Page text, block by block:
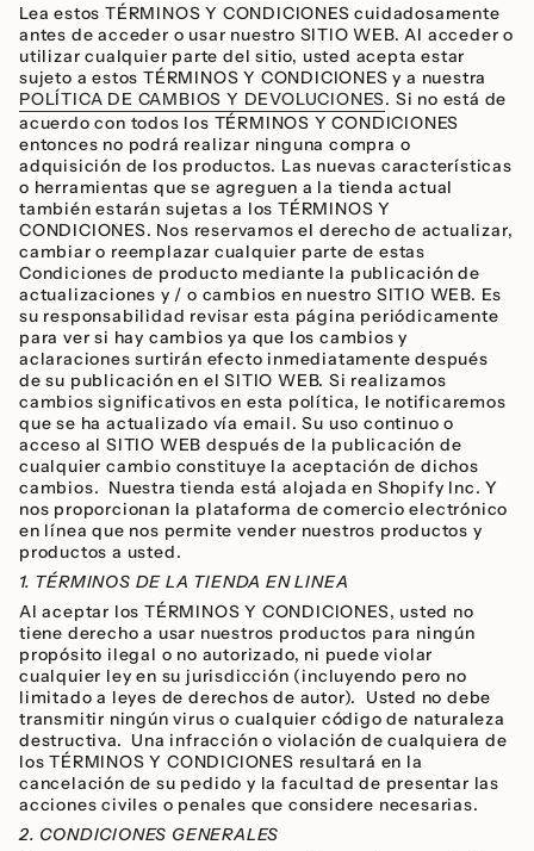
Lea estos TÉRMINOS Y CONDICIONES cuidadosamente
antes de acceder o usar nuestro SITIO WEB. Al acceder o
utilizar cualquier parte del sitio, usted acepta estar
sujeto a estos TÉRMINOS Y CONDICIONES y a nuestra
POLÍTICA DE CAMBIOS Y DEVOLUCIONES. Si no está de
acuerdo con todos los TÉRMINOS Y CONDICIONES
entonces no podrá realizar ninguna compra o
adquisición de los productos. Las nuevas características
o herramientas que se agreguen a la tienda actual
también estarán sujetas a los TÉRMINOS Y
CONDICIONES. Nos reservamos el derecho de actualizar,
cambiar o reemplazar cualquier parte de estas
Condiciones de producto mediante la publicación de
actualizaciones y / o cambios en nuestro SITIO WEB. Es
su responsabilidad revisar esta página periódicamente
para ver si hay cambios ya que los cambios y
aclaraciones surtirán efecto inmediatamente después
de su publicación en el SITIO WEB. Si realizamos
cambios significativos en esta política, le notificaremos
que se ha actualizado vía email. Su uso continuo o
acceso al SITIO WEB después de la publicación de
cualquier cambio constituye la aceptación de dichos
cambios. Nuestra tienda está alojada en Shopify Inc. Y
nos proporcionan la plataforma de comercio electrónico
en línea que nos permite vender nuestros productos y
productos a usted.
1. TÉRMINOS DE LA TIENDA EN LINEA
Al aceptar los TÉRMINOS Y CONDICIONES, usted no
tiene derecho a usar nuestros productos para ningún
propósito ilegal o no autorizado, ni puede violar
cualquier ley en su jurisdicción (incluyendo pero no
limitado a leyes de derechos de autor). Usted no debe
transmitir ningún virus o cualquier código de naturaleza
destructiva. Una infracción o violación de cualquiera de
los TÉRMINOS Y CONDICIONES resultará en la
cancelación de su pedido y la facultad de presentar las
acciones civiles o penales que considere necesarias.
2. CONDICIONES GENERALES